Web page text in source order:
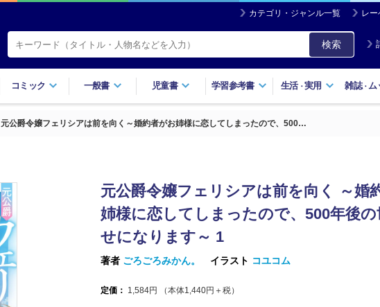
カテゴリ・ジャンル一覧 レ
検索
コミック 一般書 児童書 学習参考書 生活・実用 雑誌・ ム
元公爵令嬢フェリシアは前を向く～婚約者がお姉様に恋してしまったので、500…
元公爵令嬢フェリシアは前を向く ～婚
姉様に恋してしまったので、500年後
せになります～ 1
著者 ごろごろみかん。 イラスト コユコム
定価： 1,584円 （本体1,440円＋税）